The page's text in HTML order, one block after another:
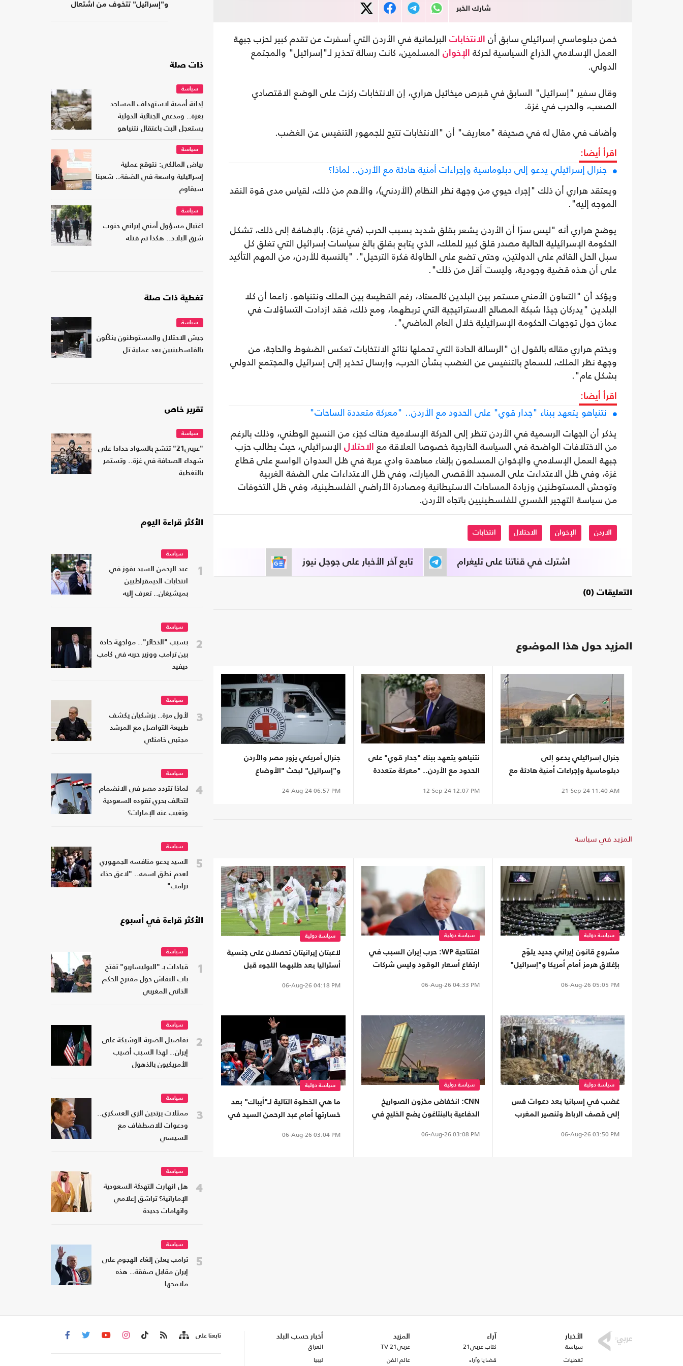
شارك الخبر
خمن دبلوماسي إسرائيلي سابق أن الانتخابات البرلمانية في الأردن التي أسفرت عن تقدم كبير لحزب جبهة
العمل الإسلامي الذراع السياسية لحركة
الإخوان المسلمين، كانت رسالة تحذير لـ"إسرائيل" والمجتمع
الدولي.
وقال سفير "إسرائيل" السابق في قبرص ميخائيل هراري، إن الانتخابات ركزت على الوضع الاقتصادي
الصعب، والحرب في غزة.
وأضاف في مقال له في صحيفة "معاريف" أن "الانتخابات تتيح للجمهور التنفيس عن الغضب.
اقرأ أيضا:
جنرال إسرائيلي يدعو إلى دبلوماسية وإجراءات أمنية هادئة مع الأردن.. لماذا؟
ويعتقد هراري أن ذلك "إجراء حيوي من وجهة نظر النظام (الأردني)، والأهم من ذلك، لقياس مدى قوة النقد
الموجه إليه".
يوضح هراري أنه "ليس سرًا أن الأردن يشعر بقلق شديد بسبب الحرب (في غزة). بالإضافة إلى ذلك، تشكل
الحكومة الإسرائيلية الحالية مصدر قلق كبير للملك، الذي يتابع بقلق بالغ سياسات إسرائيل التي تغلق كل
سبل الحل القائم على الدولتين، وحتى تضع على الطاولة فكرة الترحيل". "بالنسبة للأردن، من المهم التأكيد
على أن هذه قضية وجودية، وليست أقل من ذلك".
ويؤكد أن "التعاون الأمني مستمر بين البلدين كالمعتاد، رغم القطيعة بين الملك ونتنياهو. زاعما أن كلا
البلدين "يدركان جيدًا شبكة المصالح الاستراتيجية التي تربطهما، ومع ذلك، فقد ازدادت التساؤلات في
عمان حول توجهات الحكومة الإسرائيلية خلال العام الماضي".
ويختم هراري مقاله بالقول إن "الرسالة الحادة التي تحملها نتائج الانتخابات تعكس الضغوط والحاجة، من
وجهة نظر الملك، للسماح بالتنفيس عن الغضب بشأن الحرب، وإرسال تحذير إلى إسرائيل والمجتمع الدولي
بشكل عام".
اقرأ أيضا:
نتنياهو يتعهد ببناء "جدار قوي" على الحدود مع الأردن.. "معركة متعددة الساحات"
يذكر أن الجهات الرسمية في الأردن تنظر إلى الحركة الإسلامية هناك كجزء من النسيج الوطني، وذلك بالرغم
من الاختلافات الواضحة في السياسة الخارجية خصوصا العلاقة مع
الاحتلال الإسرائيلي، حيث يطالب حزب
جبهة العمل الإسلامي والإخوان المسلمون بإلغاء معاهدة وادي عربة في ظل العدوان الواسع على قطاع
غزة، وفي ظل الاعتداءت على المسجد الأقصى المبارك، وفي ظل الاعتداءات على الضفة الغربية
وتوحش المستوطنين وزيادة المساحات الاستيطانية ومصادرة الأراضي الفلسطينية، وفي ظل التخوفات
من سياسة التهجير القسري للفلسطينيين باتجاه الأردن.
الاردن الإخوان الاحتلال انتخابات
تابع آخر الأخبار على جوجل نيوز اشترك في قناتنا على تليغرام
التعليقات (0)
المزيد حول هذا الموضوع
جنرال إسرائيلي يدعو إلى
دبلوماسية وإجراءات أمنية هادئة مع
21-Sep-24 11:40 AM
نتنياهو يتعهد ببناء "جدار قوي" على
الحدود مع الأردن.. "معركة متعددة
12-Sep-24 12:07 PM
جنرال أمريكي يزور مصر والأردن
و"إسرائيل" لبحث "الأوضاع
24-Aug-2406:57 PM
المزيد في سياسة
سياسة دولية
مشروع قانون إيراني جديد يلوّح
بإغلاق هرمز أمام أمريكا و"إسرائيل"
06-Aug-26 05:05 PM
سياسة دولية
افتتاحية WP: حرب إيران السبب في
ارتفاع أسعار الوقود وليس شركات
06-Aug-26 04:33 PM
سياسة دولية
لاعبتان إيرانيتان تحصلان على جنسية
أستراليا بعد طلبهما اللجوء قبل
06-Aug-26 04:18 PM
سياسة دولية
غضب في إسبانيا بعد دعوات قس
إلى قصف الرباط وتنصير المغرب
06-Aug-26 03:50 PM
سياسة دولية
CNN: انخفاض مخزون الصواريخ
الدفاعية بالبنتاغون يضع الخليج في
06-Aug-26 03:08 PM
سياسة دولية
ما هي الخطوة التالية لـ"أيباك" بعد
خسارتها أمام عبد الرحمن السيد في
06-Aug-26 03:04 PM
و"إسرائيل" تتخوف من اشتعال
ذات صلة
سياسة
إدانة أممية لاستهداف المساجد
بغزة.. ومدعي الجنائية الدولية
يستعجل البت باعتقال نتنياهو
سياسة
رياض المالكي: نتوقع عملية
إسرائيلية واسعة في الضفة.. شعبنا
سيقاوم
سياسة
اغتيال مسؤول أمني إيراني جنوب
شرق البلاد.. هكذا تم قتله
تغطية ذات صلة
سياسة
جيش الاحتلال والمستوطنون ينكّلون
بالفلسطينيين بعد عملية تل
تقرير خاص
سياسة
"عربي21" تتشح بالسواد حدادا على
شهداء الصحافة في غزة.. وتستمر
بالتغطية
الأكثر قراءة اليوم
1
سياسة
عبد الرحمن السيد يفوز في
انتخابات الديمقراطيين
بميشيغان.. تعرف إليه
2
سياسة
بسبب "الذخائر".. مواجهة حادة
بين ترامب ووزير حربه في كامب
ديفيد
3
سياسة
لأول مرة.. بزشكيان يكشف
طبيعة التواصل مع المرشد
مجتبى خامنئي
4
سياسة
لماذا تتردد مصر في الانضمام
لتحالف بحري تقوده السعودية
وتغيب عنه الإمارات؟
5
سياسة
السيد يدعو منافسه الجمهوري
لعدم نطق اسمه.. "لاعق حذاء
ترامب"
الأكثر قراءة في أسبوع
1
سياسة
قيادات بـ "البوليساريو" تفتح
باب النقاش حول مقترح الحكم
الذاتي المغربي
2
سياسة
تفاصيل الضربة الوشيكة على
إيران.. لهذا السبب أصيب
الأمريكيون بالذهول
3
سياسة
ممثلات يرتدين الزي العسكري..
ودعوات للاصطفاف مع
السيسي
4
سياسة
هل انهارت التهدئة السعودية
الإماراتية؟ تراشق إعلامي
واتهامات جديدة
5
سياسة
ترامب يعلن إلغاء الهجوم على
إيران مقابل صفقة.. هذه
ملامحها
الأخبار
سياسة
تغطيات
آراء
كتاب عربي21
قضايا وآراء
المزيد
عربي21 TV
عالم الفن
أخبار حسب البلد
العراق
ليبيا
تابعنا على